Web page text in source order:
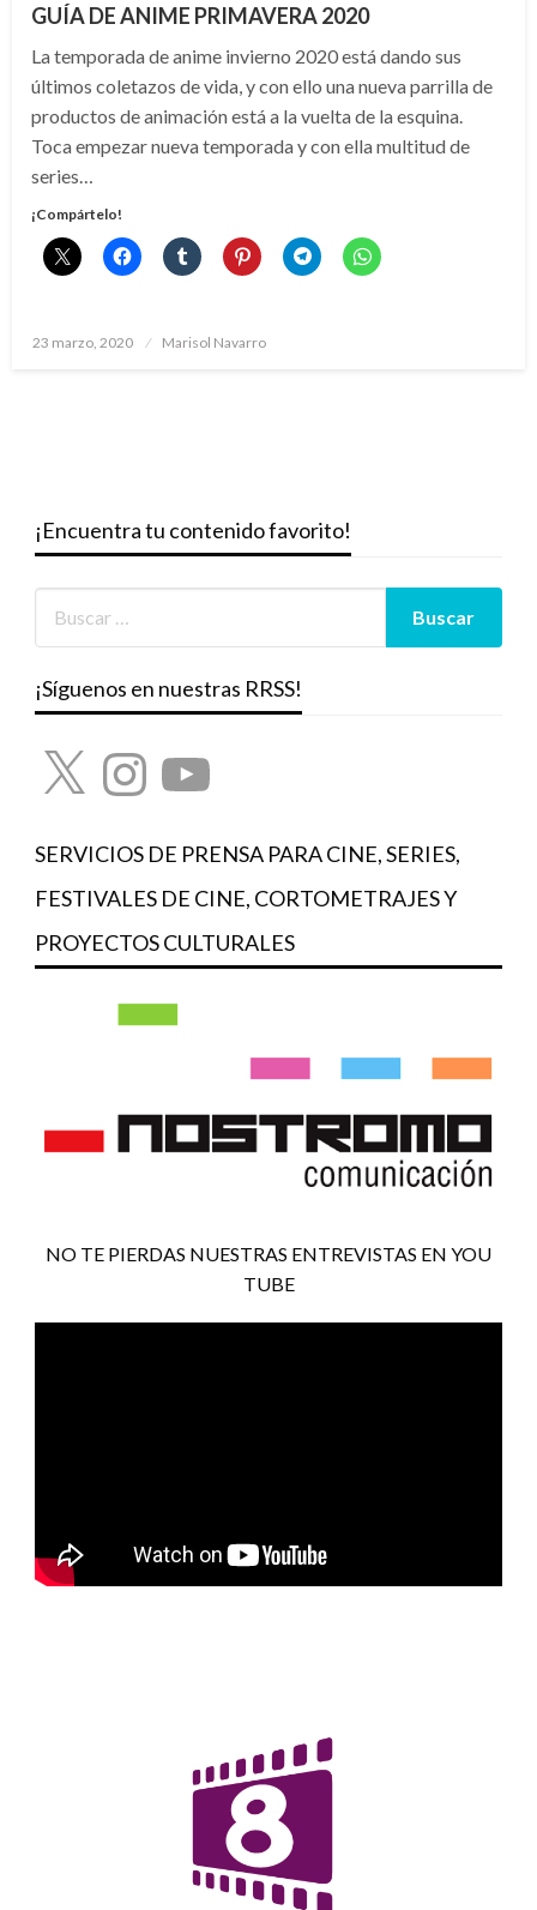
GUÍA DE ANIME PRIMAVERA 2020
La temporada de anime invierno 2020 está dando sus
últimos coletazos de vida, y con ello una nueva parrilla de
productos de animación está a la vuelta de la esquina.
Toca empezar nueva temporada y con ella multitud de
series…
¡Compártelo!
Publicado
23 marzo, 2020 Marisol Navarro
¡Encuentra tu contenido favorito!
¡Síguenos en nuestras RRSS!
X InstagramYouTube
SERVICIOS DE PRENSA PARA CINE, SERIES,
FESTIVALES DE CINE, CORTOMETRAJES Y
PROYECTOS CULTURALES
NO TE PIERDAS NUESTRAS ENTREVISTAS EN YOU
TUBE